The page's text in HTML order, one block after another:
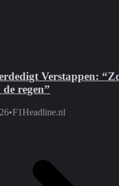
Verstappen:
regen”
•F1Headline.nl